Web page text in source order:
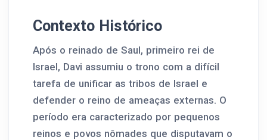
Contexto Histórico
Após o reinado de Saul, primeiro rei de
Israel, Davi assumiu o trono com a difícil
tarefa de unificar as tribos de Israel e
defender o reino de ameaças externas. O
período era caracterizado por pequenos
reinos e povos nômades que disputavam o